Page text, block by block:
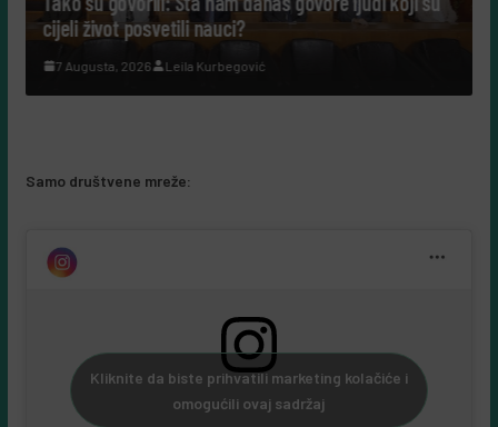
cijeli život posvetili nauci?
7 Augusta, 2026 Leila Kurbegović
Samo društvene mreže:
Kliknite da biste prihvatili marketing kolačiće i
omogućili ovaj sadržaj